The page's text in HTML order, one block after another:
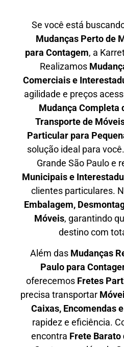
Se você está
Mudanças Perto de
para Contagem, a
Realizamos
Comerciais e
agilidade e preços
Mudança Completa
Transporte de
Particular para
solução ideal para
Grande São Pauloe
Municipais e
clientes particulares.
Embalagem,
Móveis, garantindo
destino com
Além das Mudanças
Paulo para
oferecemos Fretes
precisa transportar M
Caixas, Encomendas
rapidez e eficiência.
encontra Frete Barato